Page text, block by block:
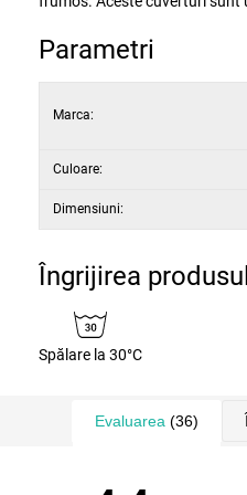
Parametri
Marca:
Culoare:
Dimensiuni:
Îngrijirea
Spălare la 30°C
Evaluarea (36)